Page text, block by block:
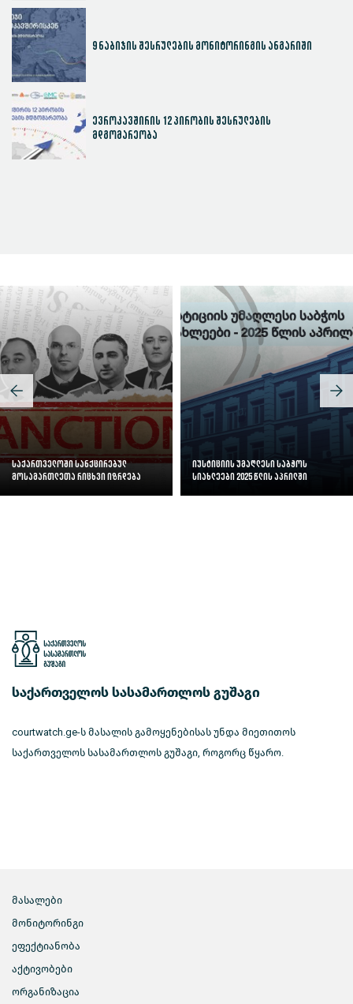
9 ნაბიჯის შესრულების მონიტორინგის ანგარიში
ევროკავშირის 12 პირობის შესრულების
მდგომარეობა
საქართველოში სანქცირებულ
მოსამართლეთა რიცხვი იზრდება
იუსტიციის უმაღლესი საბჭოს
სიახლეები 2025 წლის აპრილში
საქართველოს სასამართლოს გუშაგი
courtwatch.ge-ს მასალის გამოყენებისას უნდა მიეთითოს
საქართველოს სასამართლოს გუშაგი, როგორც წყარო.
მასალები
მონიტორინგი
ეფექტიანობა
აქტივობები
ორგანიზაცია